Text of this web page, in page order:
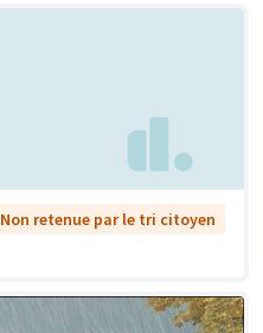
Non retenue par le tri citoyen